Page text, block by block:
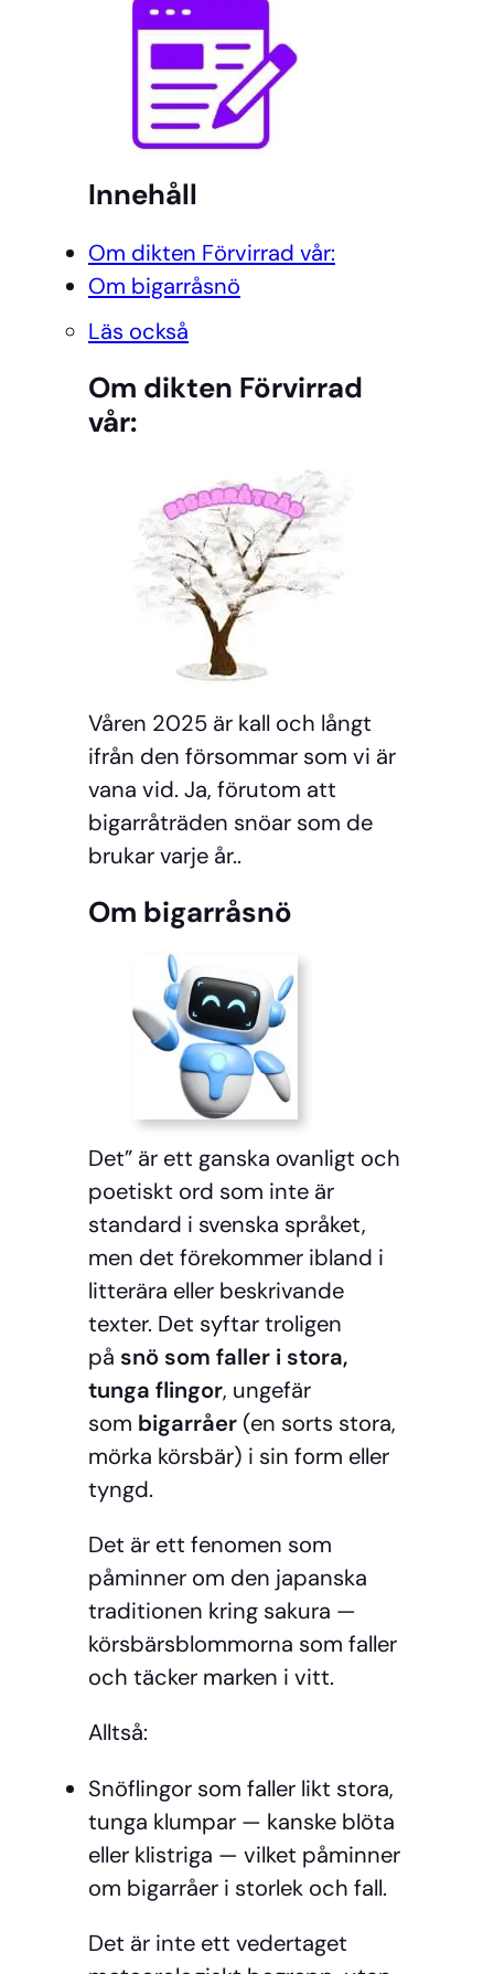
Innehåll
Om dikten Förvirrad vår:
Om bigarråsnö
Läs också
Om dikten Förvirrad
vår:
Våren 2025 är kall och långt
ifrån den försommar som vi är
vana vid. Ja, förutom att
bigarråträden snöar som de
brukar varje år..
Om bigarråsnö
Det” är ett ganska ovanligt och
poetiskt ord som inte är
standard i svenska språket,
men det förekommer ibland i
litterära eller beskrivande
texter. Det syftar troligen
på snö som faller i stora,
tunga flingor, ungefär
som bigarråer (en sorts stora,
mörka körsbär) i sin form eller
tyngd.
Det är ett fenomen som
påminner om den japanska
traditionen kring sakura —
körsbärsblommorna som faller
och täcker marken i vitt.
Alltså:
Snöflingor som faller likt stora,
tunga klumpar — kanske blöta
eller klistriga — vilket påminner
om bigarråer i storlek och fall.
Det är inte ett vedertaget